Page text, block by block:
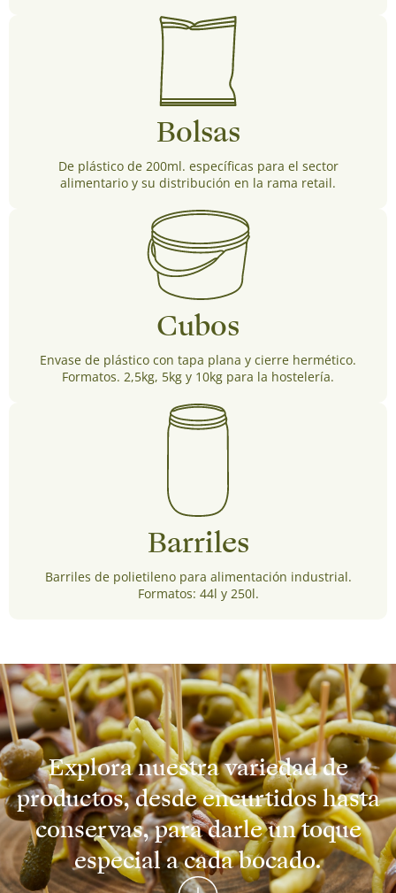
Bolsas
De plástico de 200ml. específicas para el sector
alimentario y su distribución en la rama retail.
Cubos
Envase de plástico con tapa plana y cierre hermético.
Formatos. 2,5kg, 5kg y 10kg para la hostelería.
Barriles
Barriles de polietileno para alimentación industrial.
Formatos: 44l y 250l.
Explora nuestra variedad de
productos, desde encurtidos hasta
conservas, para darle un toque
especial a cada bocado.